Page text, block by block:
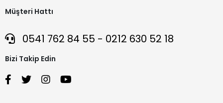
Müşteri Hattı
0541 762 84 55 - 0212 630 52 18
Bizi Takip Edin